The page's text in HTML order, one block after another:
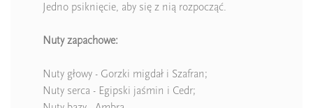
Jedno psiknięcie, aby się z nią rozpocząć.
Nuty zapachowe:
Nuty głowy - Gorzki migdał i Szafran;
Nuty serca - Egipski jaśmin i Cedr;